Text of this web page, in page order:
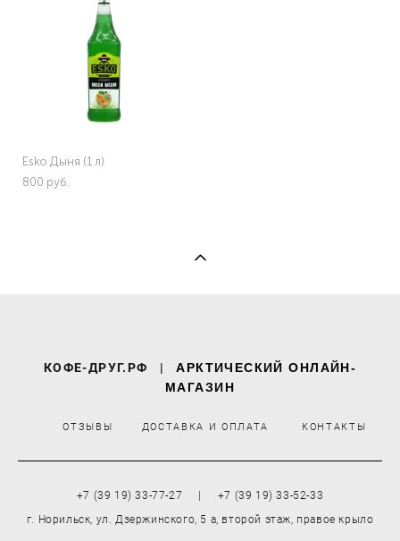
Esko Дыня (1 л)
800 pуб.
КОФЕ-ДРУГ.РФ |
АРКТИЧЕСКИЙ ОНЛАЙН-
МАГАЗИН
ОТЗЫВЫ ДОСТАВКА И ОПЛАТА КОНТАКТЫ
+7 (39 19) 33-77-27 | +7 (39 19) 33-52-33
г. Норильск, ул. Дзержинского, 5 а, второй этаж, правое крыло